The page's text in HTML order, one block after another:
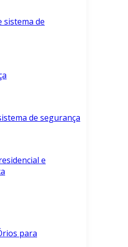
sistema de
de segurança
e
para